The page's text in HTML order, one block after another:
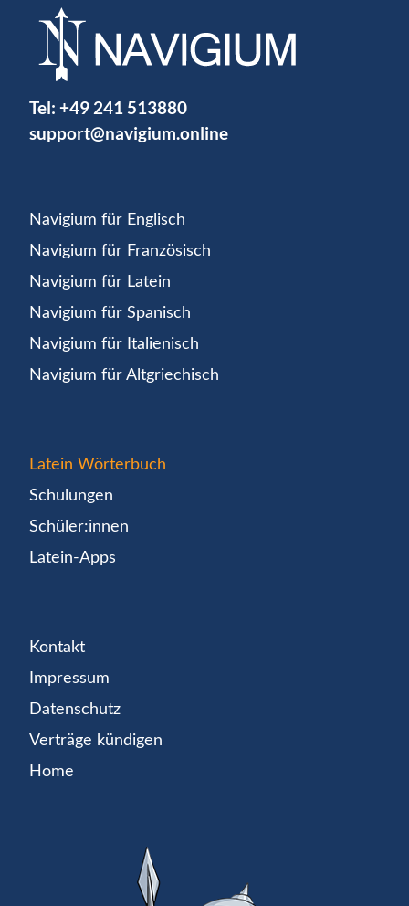
Tel: +49 241 513880
support@navigium.online
Navigium für Englisch
Navigium für Französisch
Navigium für Latein
Navigium für Spanisch
Navigium für Italienisch
Navigium für Altgriechisch
Latein Wörterbuch
Schulungen
Schüler:innen
Latein-Apps
Kontakt
Impressum
Datenschutz
Verträge kündigen
Home